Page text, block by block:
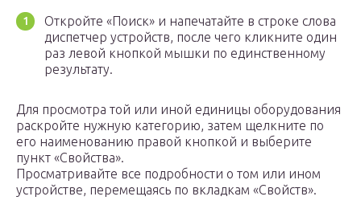
Откройте «Поиск» и напечатайте в строке слова
диспетчер устройств, после чего кликните один
раз левой кнопкой мышки по единственному
результату.
Для просмотра той или иной единицы оборудования
раскройте нужную категорию, затем щелкните по
его наименованию правой кнопкой и выберите
пункт «Свойства».
Просматривайте все подробности о том или ином
устройстве, перемещаясь по вкладкам «Свойств».